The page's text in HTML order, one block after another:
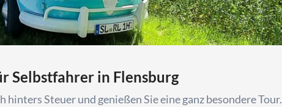
Selbstfahrer in Flensburg
Steuer und genießen Sie eine ganz besondere Tour.